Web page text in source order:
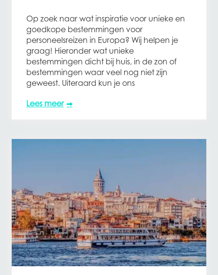
Op zoek naar wat inspiratie voor unieke en
goedkope bestemmingen voor
personeelsreizen in Europa? Wij helpen je
graag! Hieronder wat unieke
bestemmingen dicht bij huis, in de zon of
bestemmingen waar veel nog niet zijn
geweest. Uiteraard kun je ons
Lees meer